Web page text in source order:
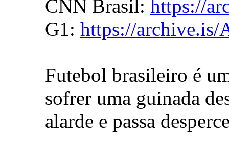
CNN Brasil: https://
G1: https://archive.is/
Futebol brasileiro é
sofrer uma guinada
alarde e passa